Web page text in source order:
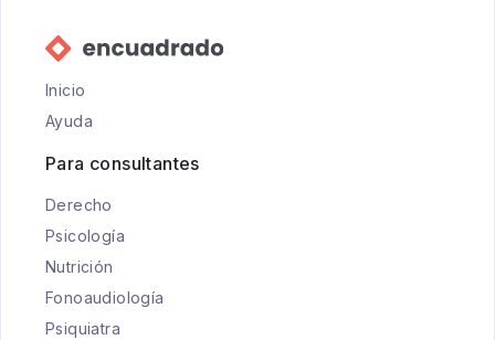
Inicio
Ayuda
Para consultantes
Derecho
Psicología
Nutrición
Fonoaudiología
Psiquiatra